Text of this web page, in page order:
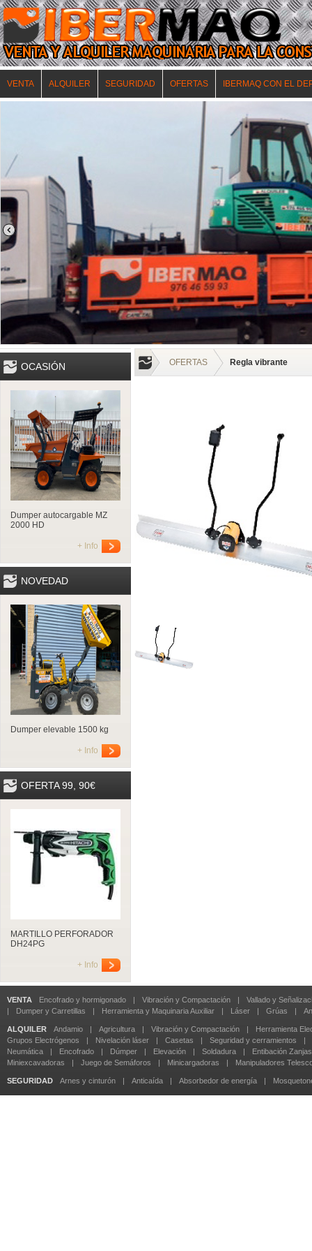
VENTA ALQUILER SEGURIDAD OFERTAS IBERMAQ CON EL
OCASIÓN
Dumper autocargable MZ
2000 HD
+ Info
NOVEDAD
Dumper elevable 1500 kg
+ Info
OFERTA 99, 90€
MARTILLO PERFORADOR
DH24PG
+ Info
OFERTAS Regla vibrante
VENTA Encofrado y hormigonado | Vibración y Compactación |
Vallado y
|
Dumper y Carretillas | Herramienta y Maquinaria Auxiliar | Láser | Grúas |
ALQUILER Andamio | Agricultura | Vibración y Compactación |
Herramienta
Grupos Electrógenos
| Nivelación láser | Casetas | Seguridad y cerramientos
|
Neumática
| Encofrado | Dúmper | Elevación | Soldadura |
Entibación Zanjas
Miniexcavadoras
| Juego de Semáforos | Minicargadoras | Manipuladores
SEGURIDAD Arnes y cinturón | Anticaída | Absorbedor de energía |